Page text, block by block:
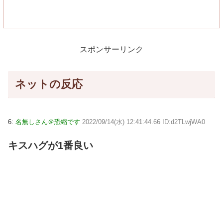
スポンサーリンク
ネットの反応
6: 名無しさん＠恐縮です 2022/09/14(水) 12:41:44.66 ID:d2TLwjWA0
キスハグが1番良い